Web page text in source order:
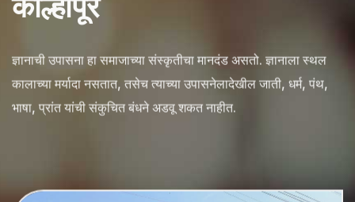
कोल्हापूर
ज्ञानाची उपासना हा समाजाच्या संस्कृतीचा मानदंड असतो. ज्ञानाला स्थल
कालाच्या मर्यादा नसतात, तसेच त्याच्या उपासनेलादेखील जाती, धर्म, पंथ,
भाषा, प्रांत यांची संकुचित बंधने अडवू शकत नाहीत.